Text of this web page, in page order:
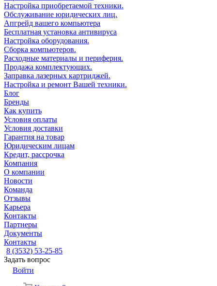
Настройка приобретаемой техники.
Обслуживание юридических лиц.
Апгрейд вашего компьютера
Бесплатная установка антивируса
Настройка оборудования.
Сборка компьютеров.
Расходные материалы и периферия.
Продажа комплектующих.
Заправка лазерных картриджей.
Настройка и ремонт Вашей техники.
Блог
Бренды
Как купить
Условия оплаты
Условия доставки
Гарантия на товар
Юридическим лицам
Кредит, рассрочка
Компания
О компании
Новости
Команда
Отзывы
Карьера
Контакты
Партнеры
Документы
Контакты
8 (3532) 53-25-85
Задать вопрос
Войти